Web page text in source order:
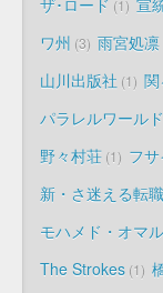
ザ･ロード 1 宣
ワ州 3 雨宮処凛
山川出版社 1
パラレルワールド
野々村荘 1 フ
新・さ迷える転
モハメド・オマ
The Strokes 1